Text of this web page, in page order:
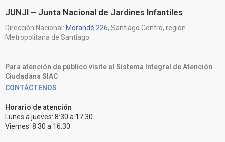
JUNJI – Junta Nacional de Jardines Infantiles
Dirección Nacional: Morandé 226, Santiago Centro, región
Metropolitana de Santiago.
Para atención de público visite el Sistema Integral de Atención
Ciudadana SIAC
CONTÁCTENOS
Horario de atención
Lunes a jueves: 8:30 a 17:30
Viernes: 8:30 a 16:30